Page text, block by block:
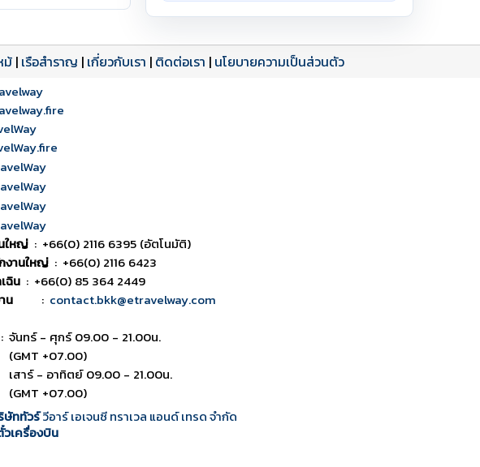
ม้ | เรือสำราญ | เกี่ยวกับเรา | ติดต่อเรา | นโยบายความเป็นส่วนตัว
ใหญ่ : +66(0) 2116 6395 (อัตโนมัติ)
งานใหญ่ : +66(0) 2116 6423
ฉิน : +66(0) 85 364 2449
น
: contact.bkk@etravelway.com
: จันทร์ - ศุกร์ 09.00 - 21.00น.
(GMT +07.00)
เสาร์ - อาทิตย์ 09.00 - 21.00น.
(GMT +07.00)
ษัททัวร์วีอาร์ เอเจนซี ทราเวล แอนด์ เทรด จำกัด
วเครื่องบิน